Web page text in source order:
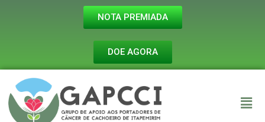
NOTA PREMIADA
DOE AGORA